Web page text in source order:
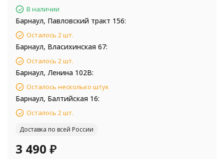
В наличии
Барнаул, Павловский тракт 156:
Осталось 2 шт.
Барнаул, Власихинская 67:
Осталось 2 шт.
Барнаул, Ленина 102В:
Осталось несколько штук
Барнаул, Балтийская 16:
Осталось 2 шт.
Доставка по всей России
3 490 ₽